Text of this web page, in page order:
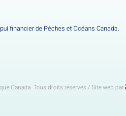
financier de Pêches et Océans Canada.
Canada. Tous droits réservés / Site web par